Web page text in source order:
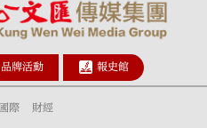
品牌活動 報史館
國際 財經